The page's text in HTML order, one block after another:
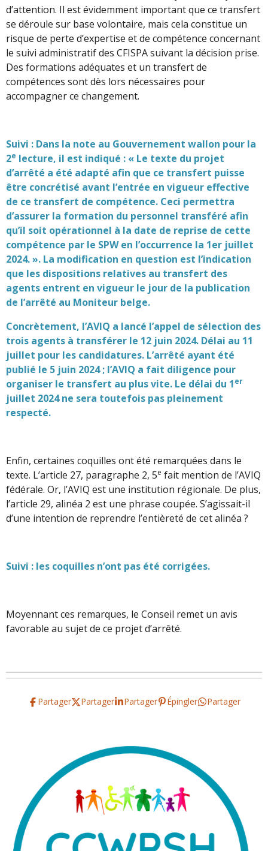
d’attention. Il est évidemment important que ce transfert
se déroule sur base volontaire, mais cela constitue un
risque de perte d’expertise et de compétence concernant
le suivi administratif des CFISPA suivant la décision prise.
Des formations adéquates et un transfert de
compétences sont dès lors nécessaires pour
accompagner ce changement.
Suivi : Dans la note au Gouvernement wallon pour la
2e lecture, il est indiqué : « Le texte du projet
d’arrêté a été adapté afin que ce transfert puisse
être concrétisé avant l’entrée en vigueur effective
de ce transfert de compétence. Ceci permettra
d’assurer la formation du personnel transféré afin
qu’il soit opérationnel à la date de reprise de cette
compétence par le SPW en l’occurrence la 1er juillet
2024. ». La modification en question est l’indication
que les dispositions relatives au transfert des
agents entrent en vigueur le jour de la publication
de l’arrêté au Moniteur belge.
Concrètement, l’AVIQ a lancé l’appel de sélection des
trois agents à transférer le 12 juin 2024. Délai au 11
juillet pour les candidatures. L’arrêté ayant été
publié le 5 juin 2024 ; l’AVIQ a fait diligence pour
organiser le transfert au plus vite. Le délai du 1er
juillet 2024 ne sera toutefois pas pleinement
respecté.
Enfin, certaines coquilles ont été remarquées dans le
texte. L’article 27, paragraphe 2, 5e fait mention de l’AVIQ
fédérale. Or, l’AVIQ est une institution régionale. De plus,
l’article 29, alinéa 2 est une phrase coupée. S’agissait-il
d’une intention de reprendre l’entièreté de cet alinéa ?
Suivi : les coquilles n’ont pas été corrigées.
Moyennant ces remarques, le Conseil remet un avis
favorable au sujet de ce projet d’arrêté.
Partager Partager Partager Épingler Partager